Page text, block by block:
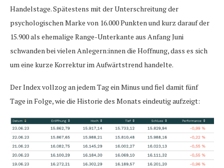
Handelstage. Spätestens mit der Unterschreitung der
psychologischen Marke von 16.000 Punkten und kurz darauf der
15.900 als ehemalige Range-Unterkante aus Anfang Juni
schwanden bei vielen Anlegern:innen die Hoffnung, dass es sich
um eine kurze Korrektur im Aufwärtstrend handelte.
Der Index vollzog an jedem Tag ein Minus und fiel damit fünf
Tage in Folge, wie die Historie des Monats eindeutig aufzeigt: